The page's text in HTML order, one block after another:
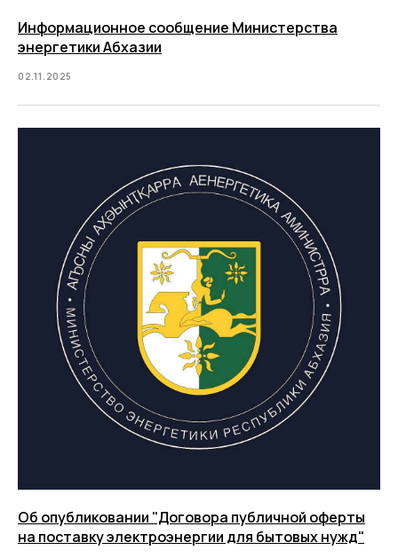
Информационное сообщение Министерства
энергетики Абхазии
02.11.2025
Об опубликовании "Договора публичной оферты
на поставку электроэнергии для бытовых нужд"